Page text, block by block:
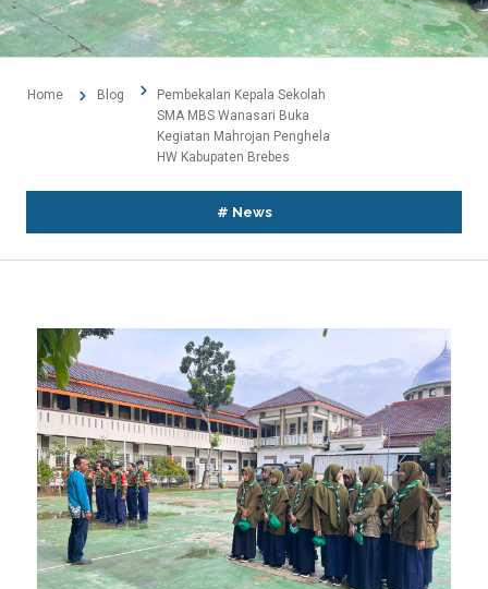
Home Blog
Pembekalan Kepala Sekolah
SMA MBS Wanasari Buka
Kegiatan Mahrojan Penghela
HW Kabupaten Brebes
# News